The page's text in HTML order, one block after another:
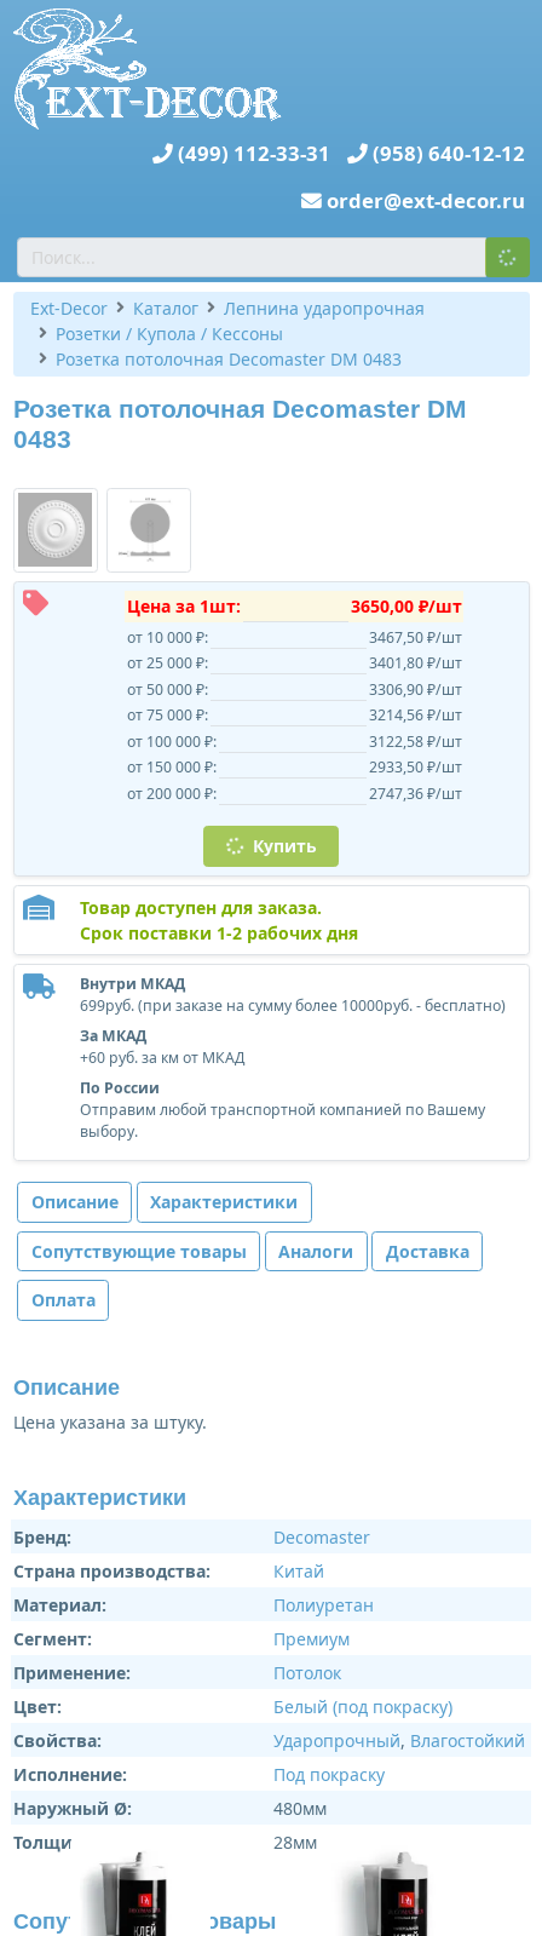
(499) 112-33-31
(958) 640-12-12
order@ext-decor.ru
Ext-Decor Каталог
Лепнина ударопрочная
Розетки / Купола / Кессоны
Розетка потолочная Decomaster DM 0483
Розетка потолочная Decomaster DM
0483
Цена за 1шт: 3650,00 ₽/шт
от 10 000 ₽:
3467,50 ₽/шт
от 25 000 ₽:
3401,80 ₽/шт
от 50 000 ₽:
3306,90 ₽/шт
от 75 000 ₽:
3214,56 ₽/шт
от 100 000 ₽:
3122,58 ₽/шт
от 150 000 ₽:
2933,50 ₽/шт
от 200 000 ₽:
2747,36 ₽/шт
Купить
Товар доступен для заказа.
Срок поставки 1-2 рабочих дня
Внутри МКАД
699руб. (при заказе на сумму более 10000руб. - бесплатно)
За МКАД
+60 руб. за км от МКАД
По России
Отправим любой транспортной компанией по Вашему
выбору.
Описание Характеристики
Сопутствующие товары Аналоги Доставка
Оплата
Описание
Цена указана за штуку.
Характеристики
Бренд:
Decomaster
Страна производства:
Китай
Материал:
Полиуретан
Сегмент:
Премиум
Применение:
Потолок
Цвет:
Белый (под покраску)
Свойства:
Ударопрочный, Влагостойкий
Исполнение:
Под покраску
Наружный Ø:
480мм
Толщина:
28мм
Сопутствующие товары